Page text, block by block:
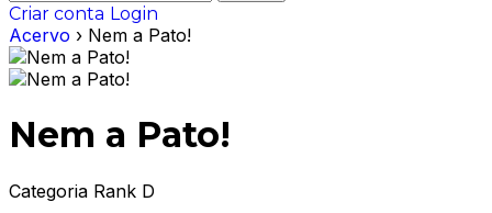
Criar conta Login
Acervo › Nem a Pato!
Nem a Pato!
Categoria Rank D